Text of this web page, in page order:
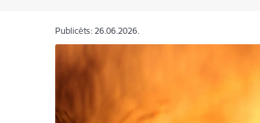
Publicēts: 26.06.2026.